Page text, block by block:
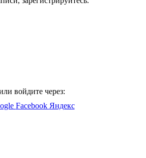
войдите через:
Facebook Яндекс